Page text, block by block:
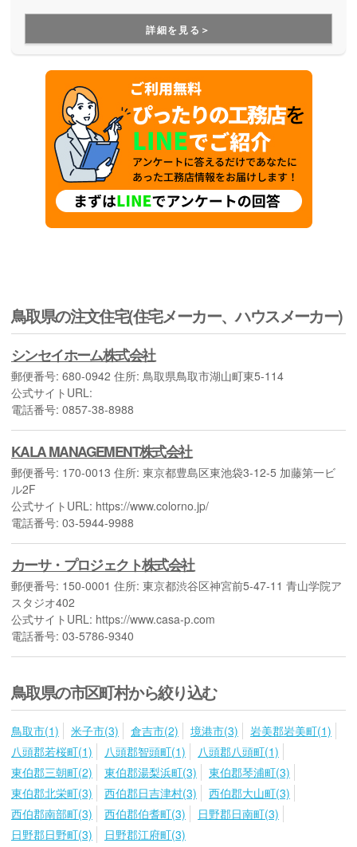
用した庭空間やアイディアの効いた収納設置など、かゆいと
ころに手が届くプランを提案してくれます。
詳細を見る＞
鳥取県の注文住宅(住宅メーカー、ハウスメーカー)
シンセイホーム株式会社
郵便番号: 680-0942 住所: 鳥取県鳥取市湖山町東5-114
公式サイトURL:
電話番号: 0857-38-8988
KALA MANAGEMENT株式会社
郵便番号: 170-0013 住所: 東京都豊島区東池袋3-12-5 加藤第一ビ
ル2F
公式サイトURL: https://www.colorno.jp/
電話番号: 03-5944-9988
カーサ・プロジェクト株式会社
郵便番号: 150-0001 住所: 東京都渋谷区神宮前5-47-11 青山学院ア
スタジオ402
公式サイトURL: https://www.casa-p.com
電話番号: 03-5786-9340
鳥取県の市区町村から絞り込む
鳥取市(1) 米子市(3) 倉吉市(2) 境港市(3)
岩美郡岩美町(1)
八頭郡若桜町(1)
八頭郡智頭町(1)
八頭郡八頭町(1)
東伯郡三朝町(2)
東伯郡湯梨浜町(3)
東伯郡琴浦町(3)
東伯郡北栄町(3)
西伯郡日吉津村(3)
西伯郡大山町(3)
西伯郡南部町(3)
西伯郡伯耆町(3)
日野郡日南町(3)
日野郡日野町(3)
日野郡江府町(3)